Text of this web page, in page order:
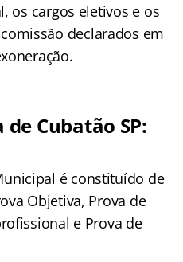
os cargos eletivos e os
declarados em
Cubatão SP:
é constituído de
Objetiva, Prova de
e Prova de